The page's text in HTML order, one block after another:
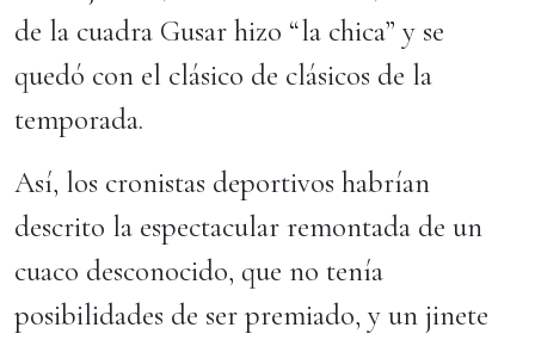
de la cuadra Gusar hizo “la chica” y se
quedó con el clásico de clásicos de la
temporada.
Así, los cronistas deportivos habrían
descrito la espectacular remontada de un
cuaco desconocido, que no tenía
posibilidades de ser premiado, y un jinete